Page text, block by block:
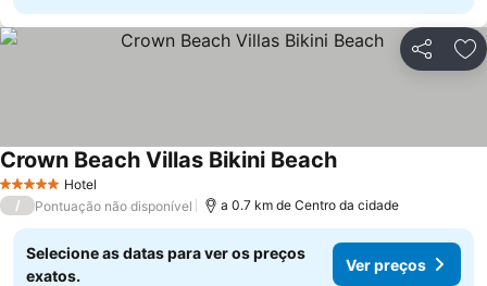
Partilhar
5 Estrelas Hotel
Crown Beach Villas Bikini Beach
/ Pontuação não disponível a 0.7 km de Centro da cidade
Selecione as datas para ver os preços
exatos.
Ver preços